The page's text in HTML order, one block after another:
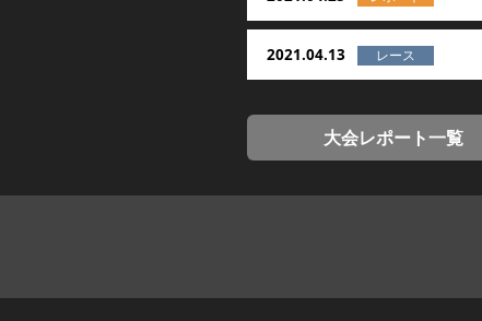
2021.04.13
大会レポート一覧